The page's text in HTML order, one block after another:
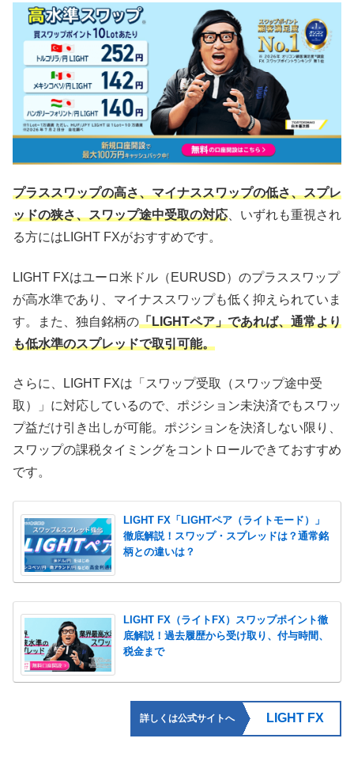
プラススワップの高さ、マイナススワップの低さ、スプレ
ッドの狭さ、スワップ途中受取の対応 、いずれも重視され
る方にはLIGHT FXがおすすめです。
LIGHT FXはユーロ米ドル（EURUSD）のプラススワップ
が高水準であり、マイナススワップも低く抑えられていま
す。また、独自銘柄の「LIGHTペア」であれば、通常より
も低水準のスプレッドで取引可能。
さらに、LIGHT FXは「スワップ受取（スワップ途中受
取）」に対応しているので、ポジション未決済でもスワッ
プ益だけ引き出しが可能。ポジションを決済しない限り、
スワップの課税タイミングをコントロールできておすすめ
です。
LIGHT FX「LIGHTペア（ライトモード）」
徹底解説！スワップ・スプレッドは？通常銘
柄との違いは？
LIGHT FX（ライトFX）スワップポイント徹
底解説！過去履歴から受け取り、付与時間、
税金まで
詳しくは公式サイトへ LIGHT FX